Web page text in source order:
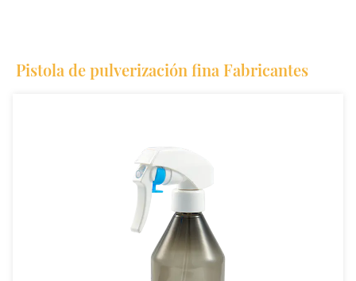
Pistola de pulverización fina Fabricantes